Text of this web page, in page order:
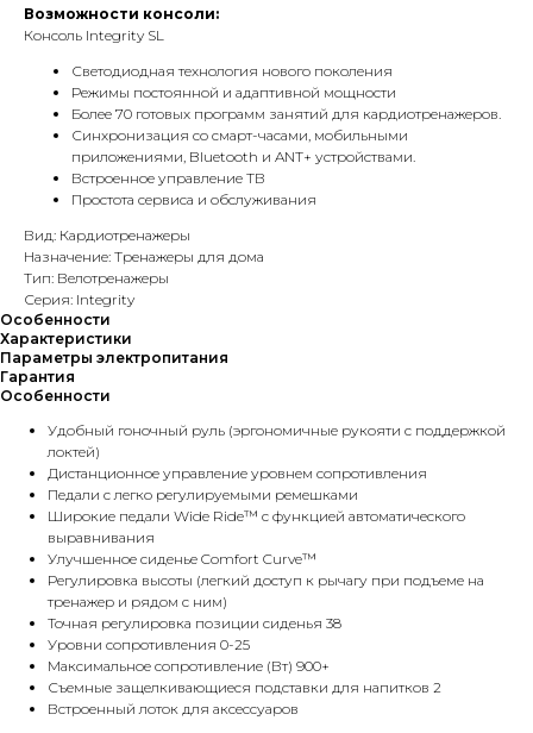
Возможности консоли:
Консоль Integrity SL
Светодиодная технология нового поколения
Режимы постоянной и адаптивной мощности
Более 70 готовых программ занятий для кардиотренажеров.
Синхронизация со смарт-часами, мобильными
приложениями, Bluetooth и ANT+ устройствами.
Встроенное управление ТВ
Простота сервиса и обслуживания
Вид: Кардиотренажеры
Назначение: Тренажеры для дома
Тип: Велотренажеры
Серия: Integrity
Особенности
Характеристики
Параметры электропитания
Гарантия
Особенности
Удобный гоночный руль (эргономичные рукояти с поддержкой
локтей)
Дистанционное управление уровнем сопротивления
Педали с легко регулируемыми ремешками
Широкие педали Wide Ride™ с функцией автоматического
выравнивания
Улучшенное сиденье Comfort Curve™
Регулировка высоты (легкий доступ к рычагу при подъеме на
тренажер и рядом с ним)
Точная регулировка позиции сиденья 38
Уровни сопротивления 0-25
Максимальное сопротивление (Вт) 900+
Съемные защелкивающиеся подставки для напитков 2
Встроенный лоток для аксессуаров